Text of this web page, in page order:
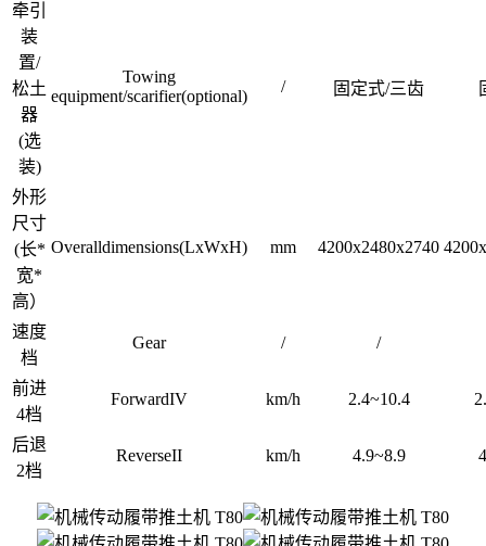
牵引
装
置/
松土
器
(选
装)
Towing
equipment/scarifier(optional)
/ 固定式/三齿
外形
尺寸
(长*
宽*
高）
Overalldimensions(LxWxH) mm 4200x2480x2740
速度
档
Gear / /
前进
4档
ForwardIV km/h 2.4~10.4
后退
2档
ReverseII km/h 4.9~8.9